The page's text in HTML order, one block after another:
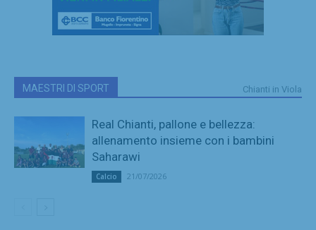
MAESTRI DI SPORT Chianti in Viola
Real Chianti, pallone e bellezza:
allenamento insieme con i bambini
Saharawi
Calcio 21/07/2026